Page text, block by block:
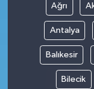
Ağrı
Antalya
Balıkesir
Bilecik